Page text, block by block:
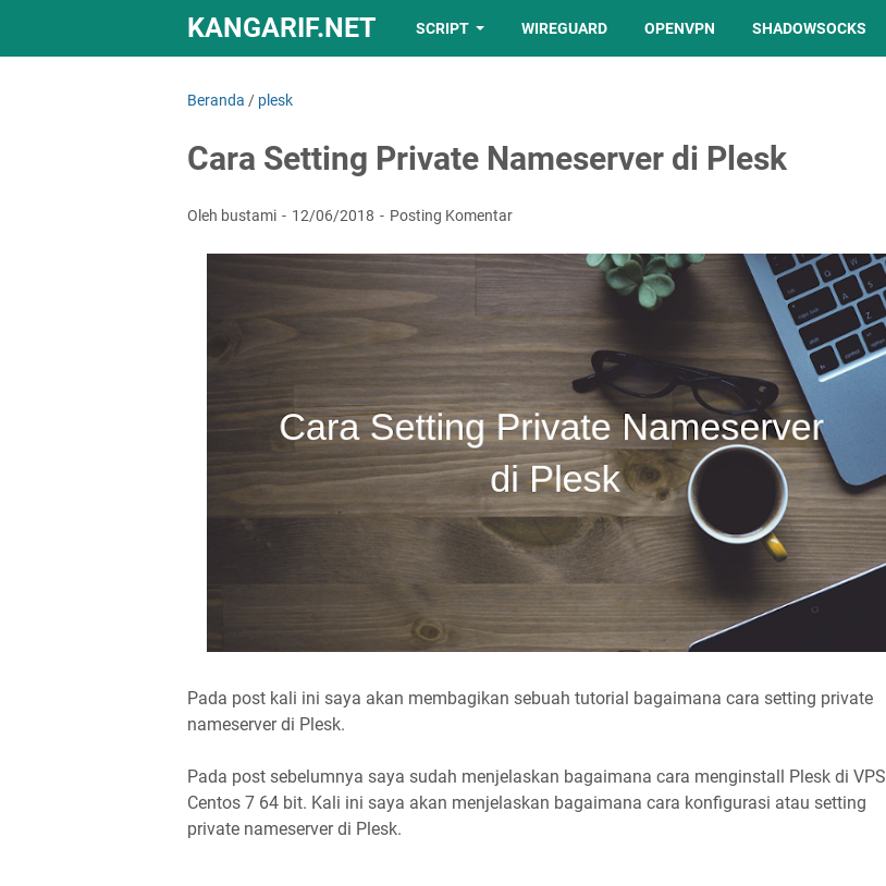
KANGARIF.NET SCRIPT WIREGUARD OPENVPN SHADOWSOCKS
Beranda / plesk
Cara Setting Private Nameserver di Plesk
Oleh bustami 12/06/2018 Posting Komentar
Pada post kali ini saya akan membagikan sebuah tutorial bagaimana cara setting private
nameserver di Plesk.
Pada post sebelumnya saya sudah menjelaskan bagaimana cara menginstall Plesk di VPS
Centos 7 64 bit. Kali ini saya akan menjelaskan bagaimana cara konfigurasi atau setting
private nameserver di Plesk.